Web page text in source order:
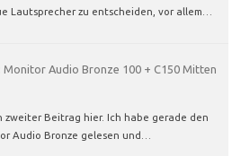
Lautsprecher zu entscheiden, vor allem…
Monitor Audio Bronze 100 + C150 Mitten
zweiter Beitrag hier. Ich habe gerade den
Audio Bronze gelesen und…